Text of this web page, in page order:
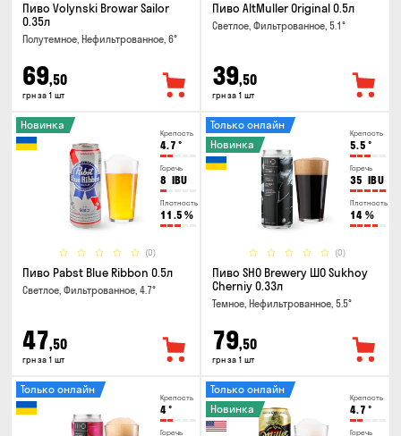
Пиво Volynski Browar Sailor
0.35л
Полутемное, Нефильтрованное, 6°
69,50
грн за 1 шт
Пиво AltMuller Original 0.5л
Светлое, Фильтрованное, 5.1°
39,50
грн за 1 шт
Крепость
4.7 °
Горечь
8 IBU
Плотность
11.5 %
(0)
Новинка
Пиво Pabst Blue Ribbon 0.5л
Светлое, Фильтрованное, 4.7°
47,50
грн за 1 шт
Крепость
5.5 °
Горечь
35 IBU
Плотность
14 %
(0)
Только онлайн
Новинка
Пиво SHO Brewery ШО Sukhoy
Cherniy 0.33л
Темное, Нефильтрованное, 5.5°
79,50
грн за 1 шт
Крепость
4°
Горечь
Только онлайн
Крепость
4.7 °
Горечь
Только онлайн
Новинка